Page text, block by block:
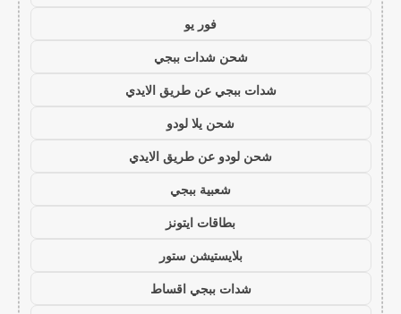
فور يو
شحن شدات ببجي
شدات ببجي عن طريق الايدي
شحن يلا لودو
شحن لودو عن طريق الايدي
شعبية ببجي
بطاقات ايتونز
بلايستيشن ستور
شدات ببجي اقساط